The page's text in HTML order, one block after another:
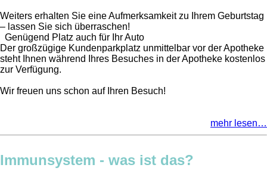
Weiters erhalten Sie eine Aufmerksamkeit zu Ihrem Geburtstag
– lassen Sie sich überraschen!
Genügend Platz auch für Ihr Auto
Der großzügige Kundenparkplatz unmittelbar vor der Apotheke
steht Ihnen während Ihres Besuches in der Apotheke kostenlos
zur Verfügung.
Wir freuen uns schon auf Ihren Besuch!
mehr lesen…
Immunsystem - was ist das?